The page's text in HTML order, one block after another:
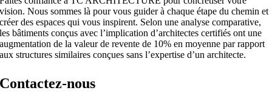
vision. Nous sommes là pour vous guider à chaque étape du chemin et
créer des espaces qui vous inspirent. Selon une analyse comparative,
les bâtiments conçus avec l’implication d’architectes certifiés ont une
augmentation de la valeur de revente de 10% en moyenne par rapport
aux structures similaires conçues sans l’expertise d’un architecte.
Contactez-nous